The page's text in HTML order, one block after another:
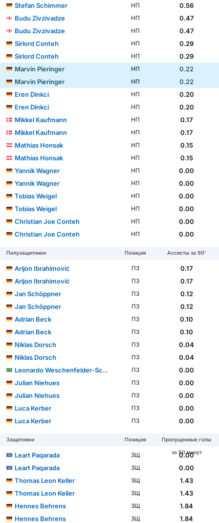
Stefan Schimmer НП
0.56
Budu Zivzivadze
НП
0.47
Budu Zivzivadze
НП
0.47
Sirlord Conteh
НП
0.29
Sirlord Conteh
НП
0.29
Marvin Pieringer
НП
0.22
Marvin Pieringer
НП
0.22
Eren Dinkci
НП
0.20
Eren Dinkci
НП
0.20
Mikkel Kaufmann
НП
0.17
Mikkel Kaufmann
НП
0.17
Mathias Honsak
НП
0.15
Mathias Honsak
НП
0.15
Yannik Wagner
НП
0.00
Yannik Wagner
НП
0.00
Tobias Weigel
НП
0.00
Tobias Weigel
НП
0.00
Christian Joe Conteh
НП
0.00
Christian Joe Conteh
НП 0.00
Полузащитники Позиция Ассисты за 90'
Arijon Ibrahimović ПЗ
0.17
Arijon Ibrahimović
ПЗ
0.17
Jan Schöppner
ПЗ
0.12
Jan Schöppner
ПЗ
0.12
Adrian Beck
ПЗ
0.10
Adrian Beck
ПЗ
0.10
Niklas Dorsch
ПЗ
0.04
Niklas Dorsch
ПЗ
0.04
Leonardo Weschenfelder-Scienza
ПЗ
0.00
Julian Niehues
ПЗ
0.00
Julian Niehues
ПЗ
0.00
Luca Kerber
ПЗ
0.00
Luca Kerber
ПЗ 0.00
Защитники Позиция
Пропущенные голы
за 90 минут
Leart Paqarada ЗЩ
0.00
Leart Paqarada
ЗЩ
0.00
Thomas Leon Keller
ЗЩ
1.43
Thomas Leon Keller
ЗЩ
1.43
Hennes Behrens
ЗЩ
1.84
Hennes Behrens
ЗЩ
1.84